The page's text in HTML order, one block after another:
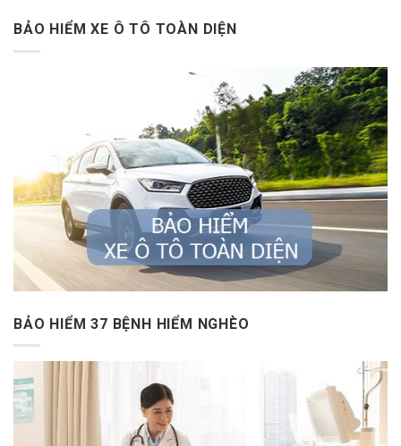
BẢO HIỂM XE Ô TÔ TOÀN DIỆN
BẢO HIỂM 37 BỆNH HIỂM NGHÈO